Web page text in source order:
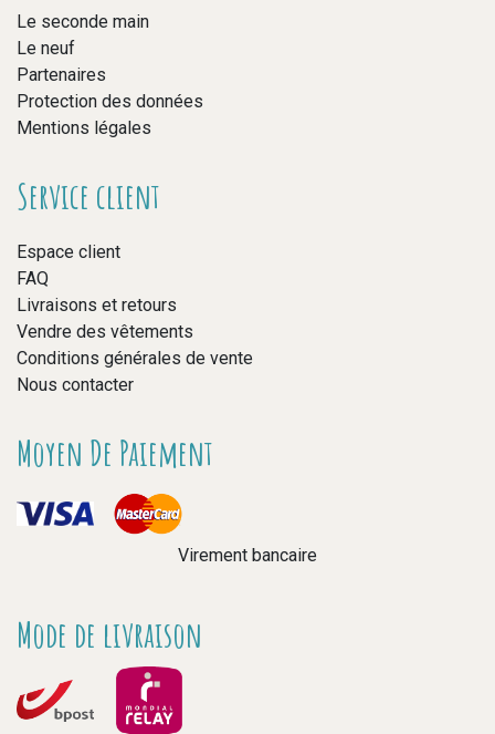
Le seconde main
Le neuf
Partenaires
Protection des données
Mentions légales
Service client
Espace client
FAQ
Livraisons et retours
Vendre des vêtements
Conditions générales de vente
Nous contacter
Moyen De Paiement
Virement bancaire
Mode de livraison